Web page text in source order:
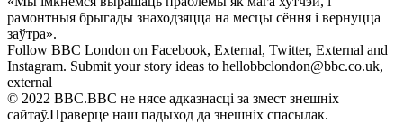
рамонтныя брыгады знаходзяцца на месцы сёння і вернуцца
заўтра».
Follow BBC London on Facebook, External, Twitter, External and
Instagram. Submit your story ideas to hellobbclondon@bbc.co.uk,
external
© 2022 BBC.BBC не нясе адказнасці за змест знешніх
сайтаў.Праверце наш падыход да знешніх спасылак.